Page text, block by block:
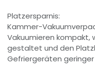
Platzersparnis:
Kammer-
Vakuumieren kompakt,
gestaltet und den
Gefriergeräten